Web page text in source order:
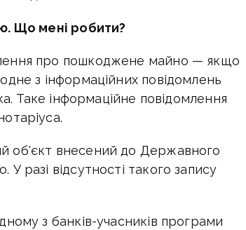
Що мені робити?
про пошкоджене майно — якщо
з інформаційних повідомлень
Таке інформаційне повідомлення
об'єкт внесений до Державного
разі відсутності такого запису
з банків-учасників програми